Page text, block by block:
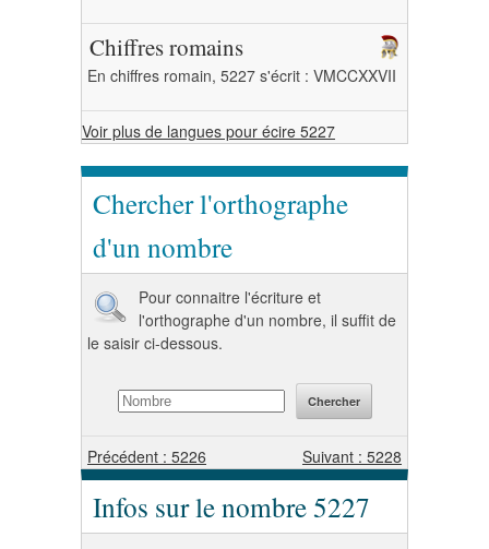
Chiffres romains
En chiffres romain, 5227 s'écrit : VMCCXXVII
Voir plus de langues pour écire 5227
Chercher l'orthographe
d'un nombre
Pour connaitre l'écriture et
l'orthographe d'un nombre, il suffit de
le saisir ci-dessous.
Précédent : 5226 Suivant : 5228
Infos sur le nombre 5227